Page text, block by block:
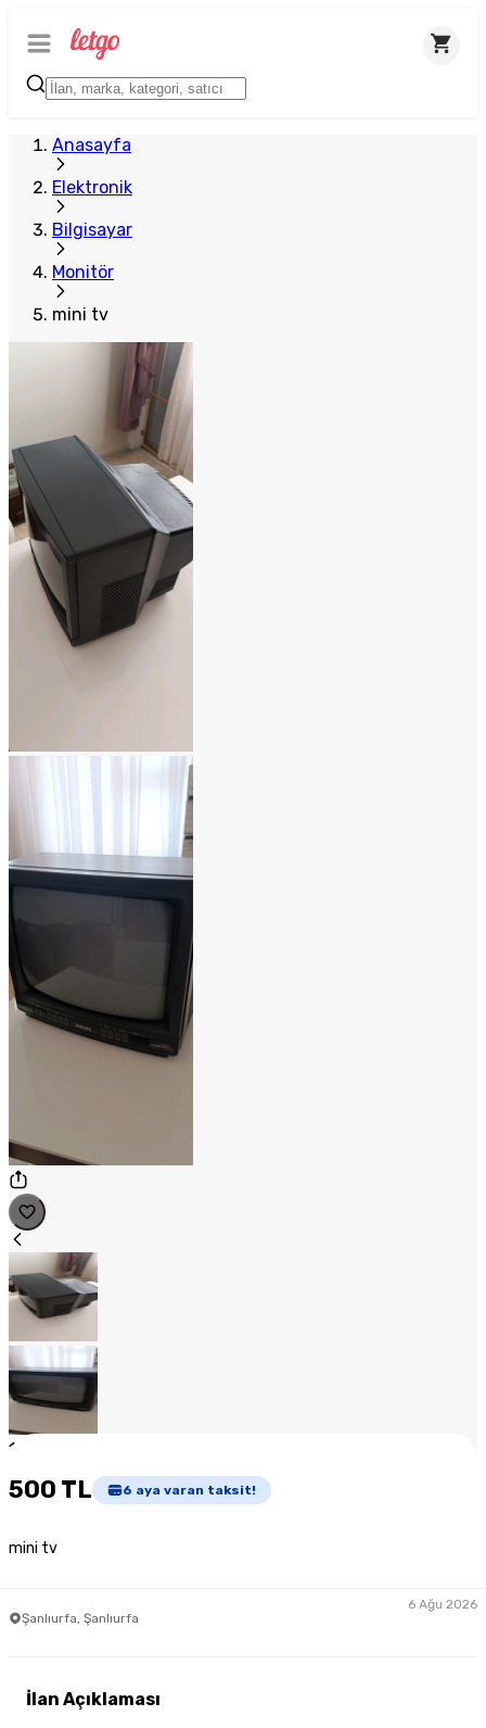
Anasayfa
Elektronik
Bilgisayar
Monitör
mini tv
1
500 TL 6 aya varan taksit!
mini tv
Şanlıurfa, Şanlıurfa
6 Ağu 2026
İlan Açıklaması